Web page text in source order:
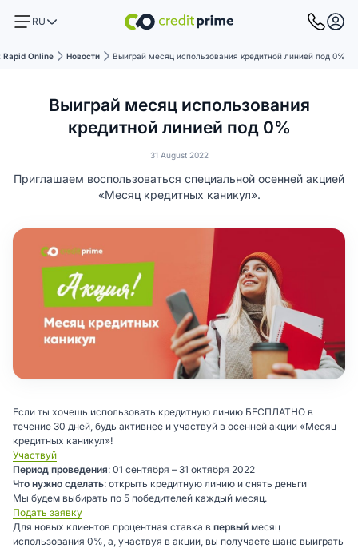
RU
Rapid Online Новости Выиграй месяц использования кредитной линией под 0%
Выиграй месяц использования
кредитной линией под 0%
31 August 2022
Приглашаем воспользоваться специальной осенней акцией
«Месяц кредитных каникул».
Если ты хочешь использовать кредитную линию БЕСПЛАТНО в
течение 30 дней, будь активнее и участвуй в осенней акции «Месяц
кредитных каникул»!
Участвуй
Период проведения: 01 сентября – 31 октября 2022
Что нужно сделать: открыть кредитную линию и снять деньги
Мы будем выбирать по 5 победителей каждый месяц.
Подать заявку
Для новых клиентов процентная ставка в первый месяц
использования 0%, а, участвуя в акции, вы получаете шанс выиграть